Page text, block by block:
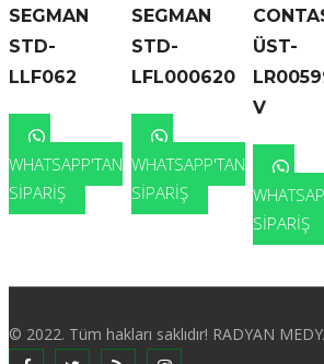
SEGMAN
STD-
LLF062
WHATSAPP'TAN
SIPARIŞ
SEGMAN
STD-
LFL000620
WHATSAPP'TAN
SIPARIŞ
ÜST-
V
SIPARIŞ
© 2022. Tüm hakları saklıdır! RADYAN